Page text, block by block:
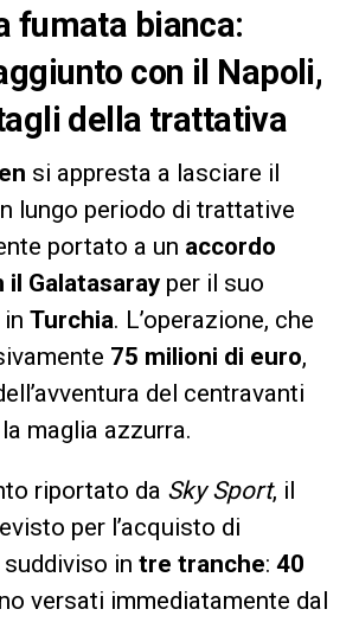
fumata bianca:
con il Napoli,
della trattativa
si appresta a lasciare il
lungo periodo di trattative
portato a un accordo
Galatasarayper il suo
Turchia. L’operazione, che
75 milioni di euro,
del centravanti
maglia azzurra.
riportato da Sky Sport, il
per l’acquisto di
in tre tranche: 40
versati immediatamente dal